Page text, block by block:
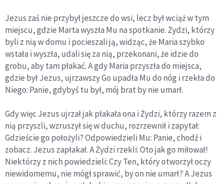
Jezus zaś nie przybył jeszcze do wsi, lecz był wciąż w tym
miejscu, gdzie Marta wyszła Mu na spotkanie. Żydzi, którzy
byli z nią w domu i pocieszali ją, widząc, że Maria szybko
wstała i wyszła, udali się za nią, przekonani, że idzie do
grobu, aby tam płakać. A gdy Maria przyszła do miejsca,
gdzie był Jezus, ujrzawszy Go upadła Mu do nóg i rzekła do
Niego: Panie, gdybyś tu był, mój brat by nie umarł.
Gdy więc Jezus ujrzał jak płakała ona i Żydzi, którzy razem z
nią przyszli, wzruszył się w duchu, rozrzewnił i zapytał:
Gdzieście go położyli? Odpowiedzieli Mu: Panie, chodź i
zobacz. Jezus zapłakał. A Żydzi rzekli: Oto jak go miłował!
Niektórzy z nich powiedzieli: Czy Ten, który otworzył oczy
niewidomemu, nie mógł sprawić, by on nie umarł? A Jezus